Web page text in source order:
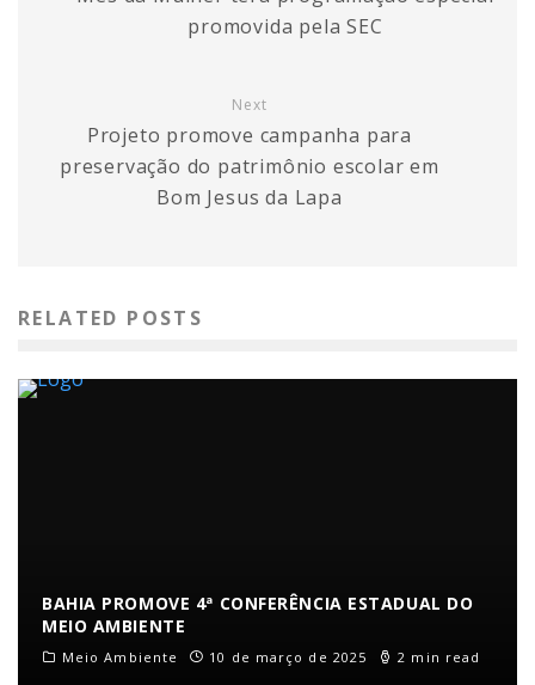
promovida pela SEC
Next
Projeto promove campanha para
preservação do patrimônio escolar em
Bom Jesus da Lapa
RELATED POSTS
BAHIA PROMOVE 4ª CONFERÊNCIA ESTADUAL DO
MEIO AMBIENTE
Meio Ambiente 10 de março de 2025 2 min read